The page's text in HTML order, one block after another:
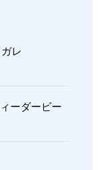
レ
ーダービー